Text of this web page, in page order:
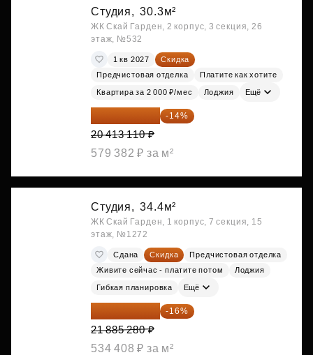
Студия, 30.3м²
ЖК Скай Гарден, 2 корпус, 3 секция, 26
этаж, №532
1 кв 2027
Скидка
Предчистовая отделка
Платите как хотите
Квартира за 2 000 ₽/мес Лоджия Ещё
17 555 275 ₽ -14%
20 413 110 ₽
579 382 ₽ за м²
Студия, 34.4м²
ЖК Скай Гарден, 1 корпус, 7 секция, 15
этаж, №1272
Сдана Скидка
Предчистовая отделка
Живите сейчас - платите потом
Лоджия
Гибкая планировка Ещё
18 383 635 ₽ -16%
21 885 280 ₽
534 408 ₽ за м²